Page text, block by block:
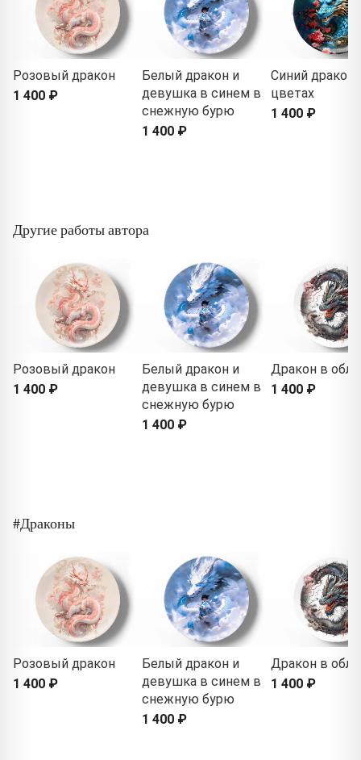
Розовый дракон
1 400 ₽
Белый дракон и
девушка в синем в
снежную бурю
1 400 ₽
Синий дракон
цветах
1 400 ₽
Другие работы автора
Розовый дракон
1 400 ₽
Белый дракон и
девушка в синем в
снежную бурю
1 400 ₽
Дракон в
1 400 ₽
#Драконы
Розовый дракон
1 400 ₽
Белый дракон и
девушка в синем в
снежную бурю
1 400 ₽
Дракон в
1 400 ₽